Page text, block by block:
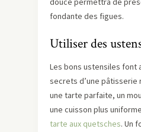
fondante des figues.
Utiliser des
Les bons ustensiles font
secrets d’une pâtisserie
une tarte parfaite, un
une cuisson plus
tarte aux quetsches. Un